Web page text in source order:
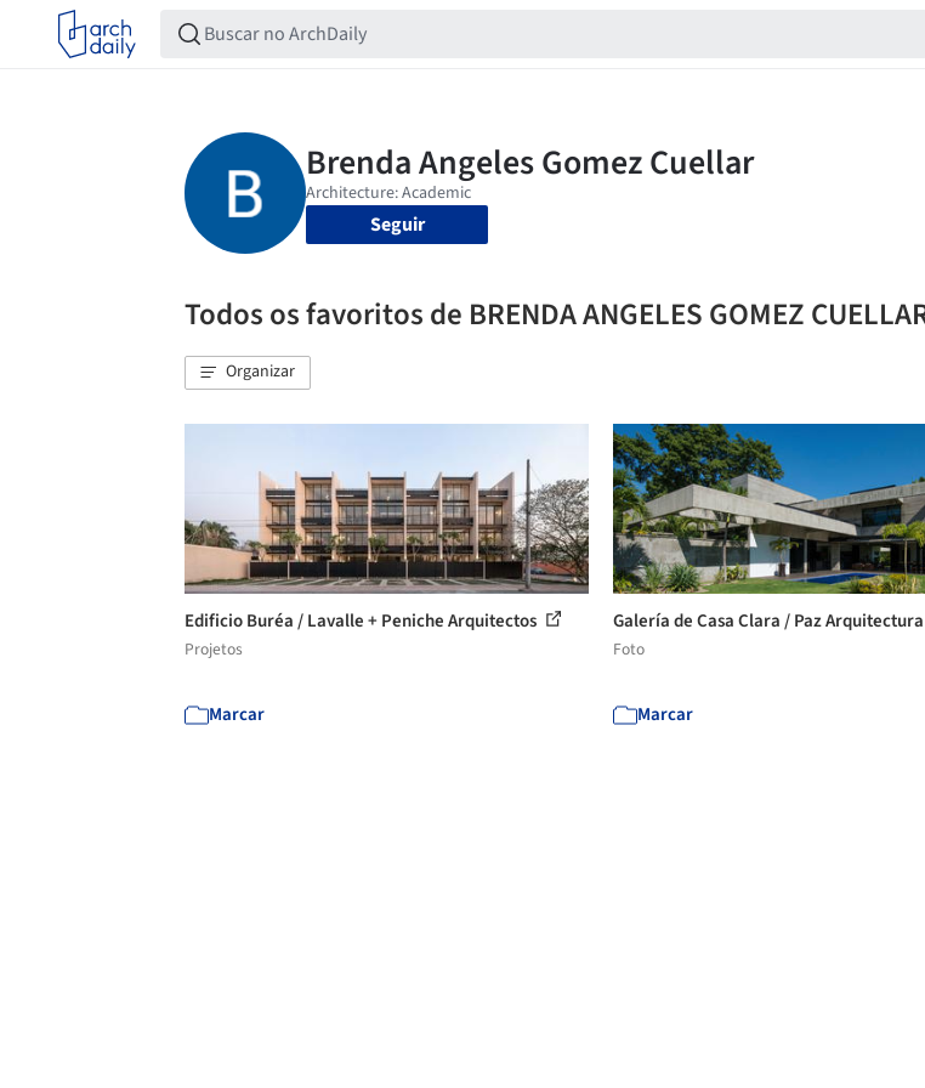
Seguir
Todos os favoritos de BRENDA ANGELES GOMEZ
Organizar
Edificio Buréa / Lavalle + Peniche Arquitectos
Projetos
Marcar
Galería de Casa Clara / Paz
Foto
Marcar